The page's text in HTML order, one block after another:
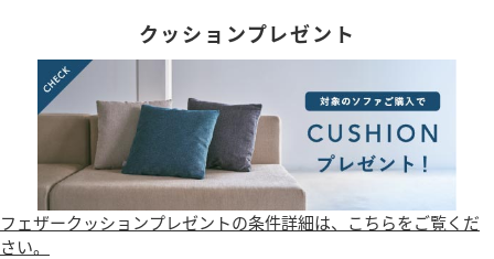
クッションプレゼント
フェザークッションプレゼントの条件詳細は、こちらをご覧くだ
さい。